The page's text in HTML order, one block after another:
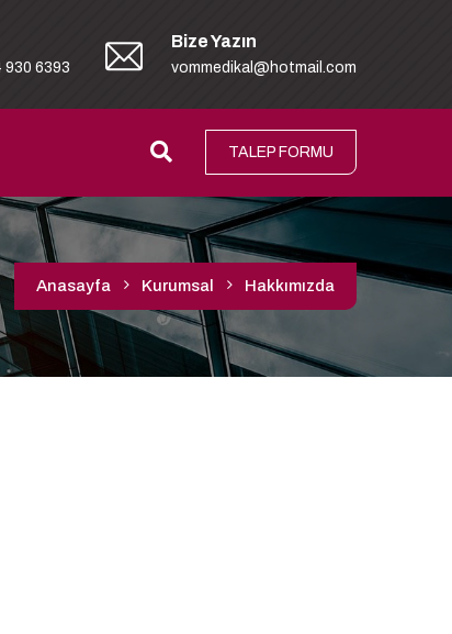
930 6393
Bize Yazın
vommedikal@hotmail.com
TALEP FORMU
Anasayfa Kurumsal Hakkımızda